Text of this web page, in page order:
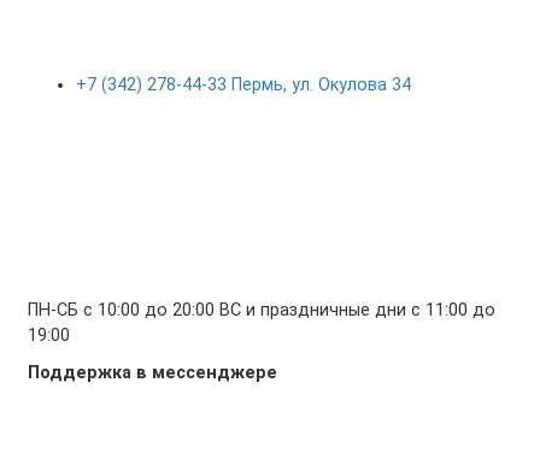
+7 (342) 278-44-33 Пермь, ул. Окулова 34
ПН-СБ с 10:00 до 20:00 ВС и праздничные дни с 11:00 до
19:00
Поддержка в мессенджере